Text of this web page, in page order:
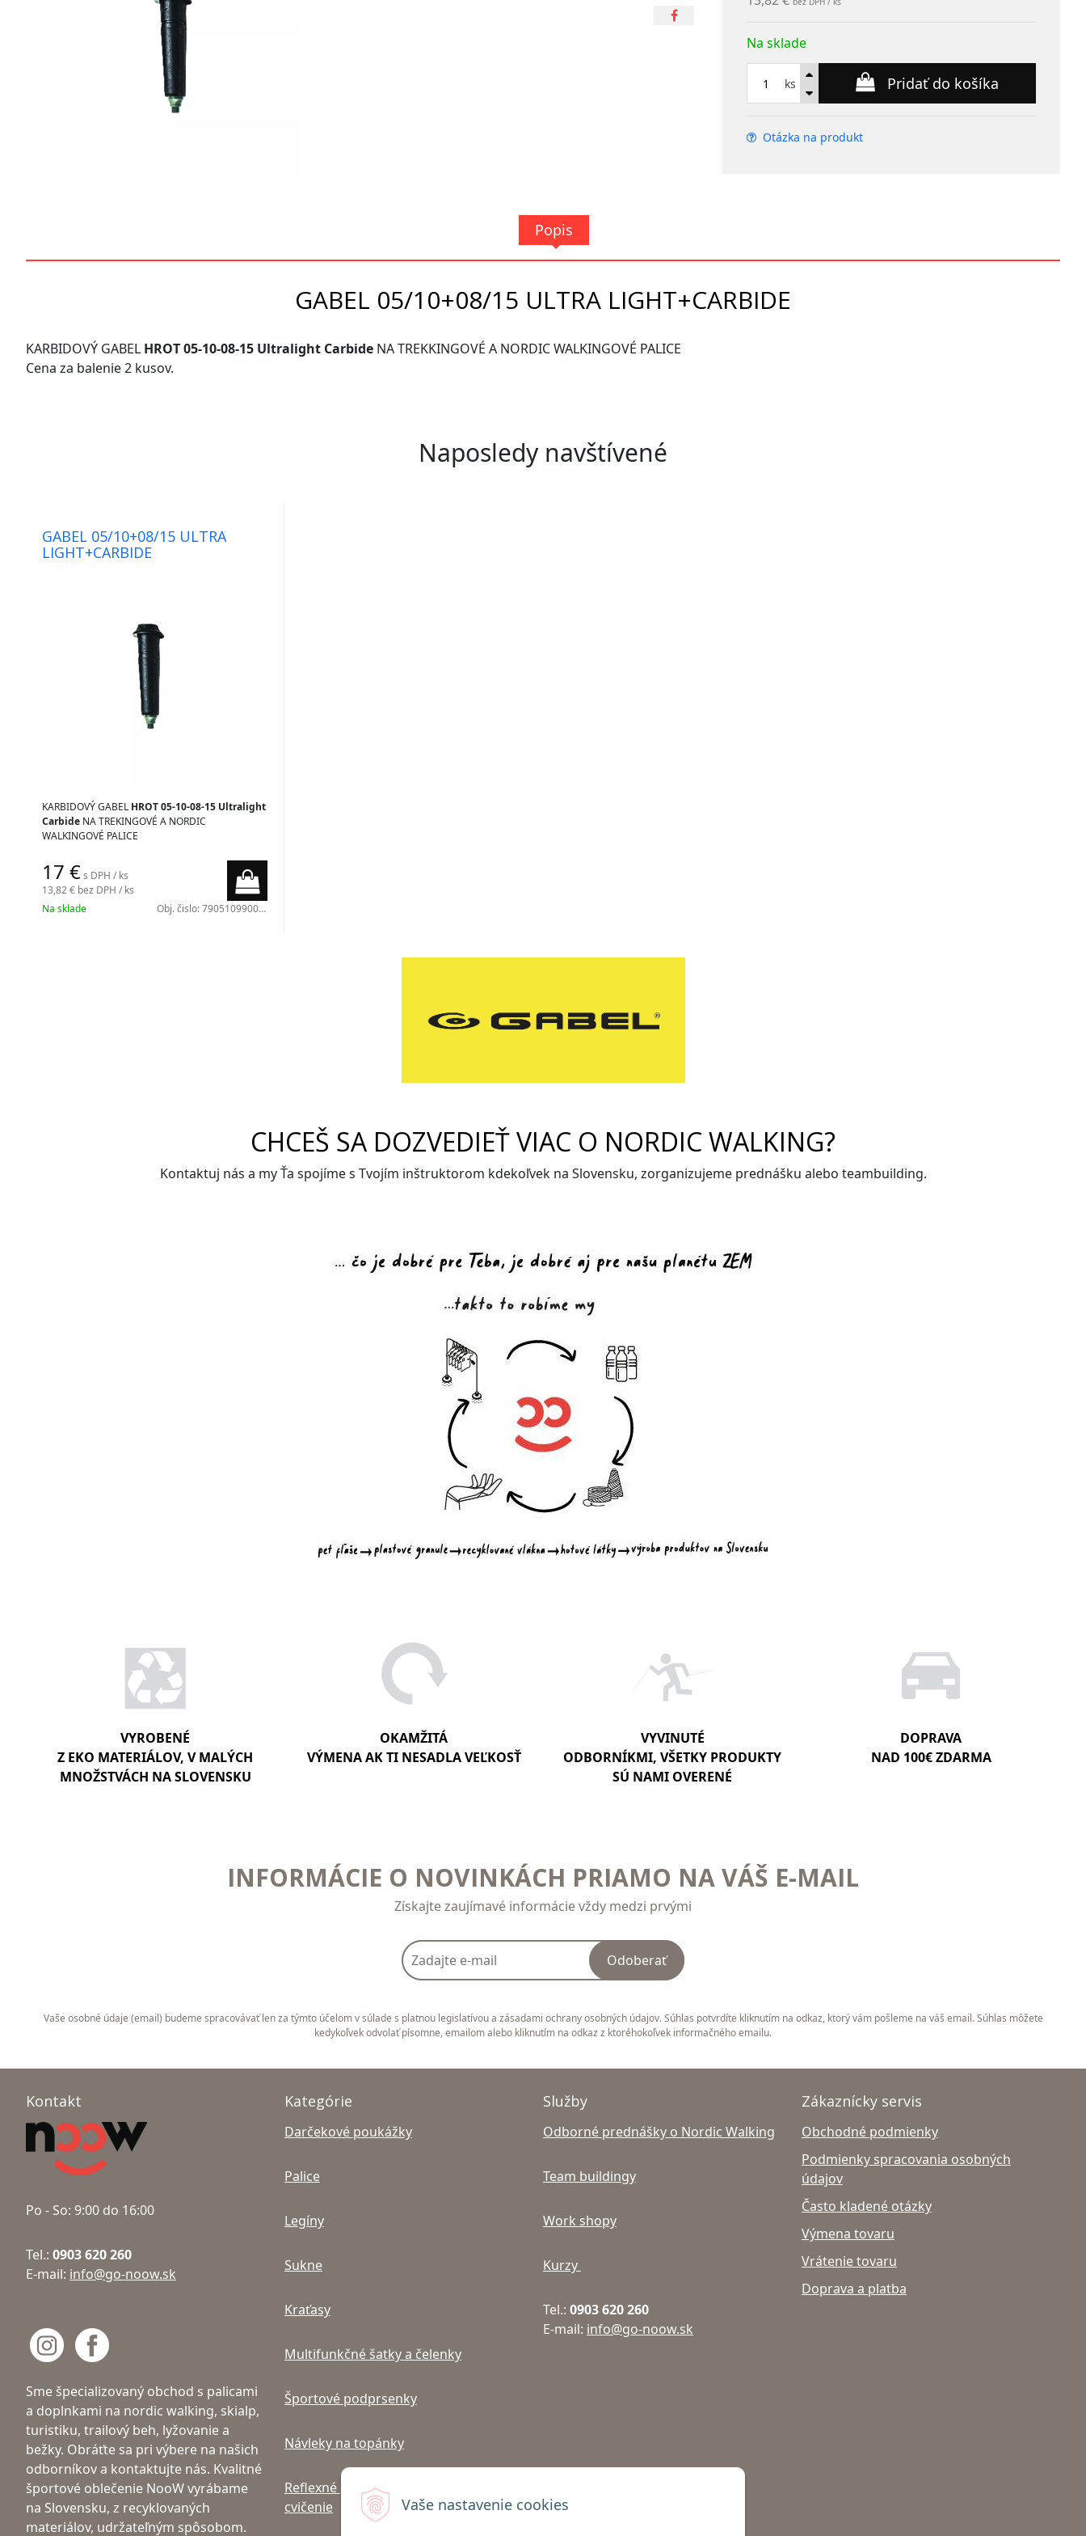
Vaše nastavenie cookies
palice
Na sklade
ks Pridať do košíka
Otázka na produkt
Popis
GABEL 05/10+08/15 ULTRA LIGHT+CARBIDE
KARBIDOVÝ GABEL HROT 05-10-08-15 Ultralight Carbide NA TREKKINGOVÉ A NORDIC WALKINGOVÉ PALICE
Cena za balenie 2 kusov.
Naposledy navštívené
GABEL 05/10+08/15 ULTRA
LIGHT+CARBIDE
KARBIDOVÝ GABEL HROT 05-10-08-15 Ultralight
Carbide NA TREKINGOVÉ A NORDIC
WALKINGOVÉ PALICE
17 €s DPH / ks
13,82 € bez DPH / ks
Na sklade
Obj. čislo:7905109900010
CHCEŠ SA DOZVEDIEŤ VIAC O NORDIC WALKING?
Kontaktuj nás a my Ťa spojíme s Tvojím inštruktorom kdekoľvek na Slovensku, zorganizujeme prednášku alebo teambuilding.
VYROBENÉ
Z EKO MATERIÁLOV, V MALÝCH
MNOŽSTVÁCH NA SLOVENSKU
OKAMŽITÁ
VÝMENA AK TI NESADLA VEĽKOSŤ
VYVINUTÉ
ODBORNÍKMI, VŠETKY PRODUKTY
SÚ NAMI OVERENÉ
DOPRAVA
NAD 100€ ZDARMA
INFORMÁCIE O NOVINKÁCH PRIAMO NA VÁŠ E-MAIL
Získajte zaujímavé informácie vždy medzi prvými
Odoberať
Vaše osobné údaje (email) budeme spracovávať len za týmto účelom v súlade s platnou legislatívou a zásadami ochrany osobných údajov. Súhlas potvrdíte kliknutím na odkaz, ktorý vám pošleme na váš email. Súhlas môžete
kedykoľvek odvolať písomne, emailom alebo kliknutím na odkaz z ktoréhokoľvek informačného emailu.
Kontakt
Po - So: 9:00 do 16:00
Tel.: 0903 620 260
E-mail: info@go-noow.sk
Sme špecializovaný obchod s palicami
a doplnkami na nordic walking, skialp,
turistiku, trailový beh, lyžovanie a
bežky. Obráťte sa pri výbere na našich
odborníkov a kontaktujte nás. Kvalitné
športové oblečenie NooW vyrábame
na Slovensku, z recyklovaných
materiálov, udržateľným spôsobom.
Kategórie
Darčekové poukážky
Palice
Legíny
Sukne
Kraťasy
Multifunkčné šatky a čelenky
Športové podprsenky
Návleky na topánky
Reflexné prvky, čelovky, gumy na
cvičenie
Služby
Odborné prednášky o Nordic Walking
Team buildingy
Work shopy
Kurzy
Tel.: 0903 620 260
E-mail: info@go-noow.sk
Zákaznícky servis
Obchodné podmienky
Podmienky spracovania osobných
údajov
Často kladené otázky
Výmena tovaru
Vrátenie tovaru
Doprava a platba